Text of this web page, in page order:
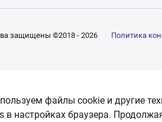
защищены ©2018 - 2026 Политика
файлы cookie и другие
в настройках браузера.